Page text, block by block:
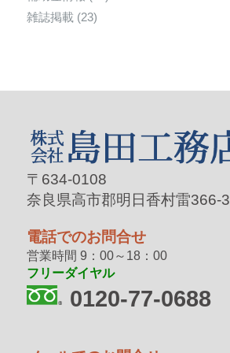
雑誌掲載 (23)
〒634-0108
奈良県高市郡明日香村雷366-3
電話でのお問合せ
営業時間 9：00～18：00
フリーダイヤル
0120-77-0688